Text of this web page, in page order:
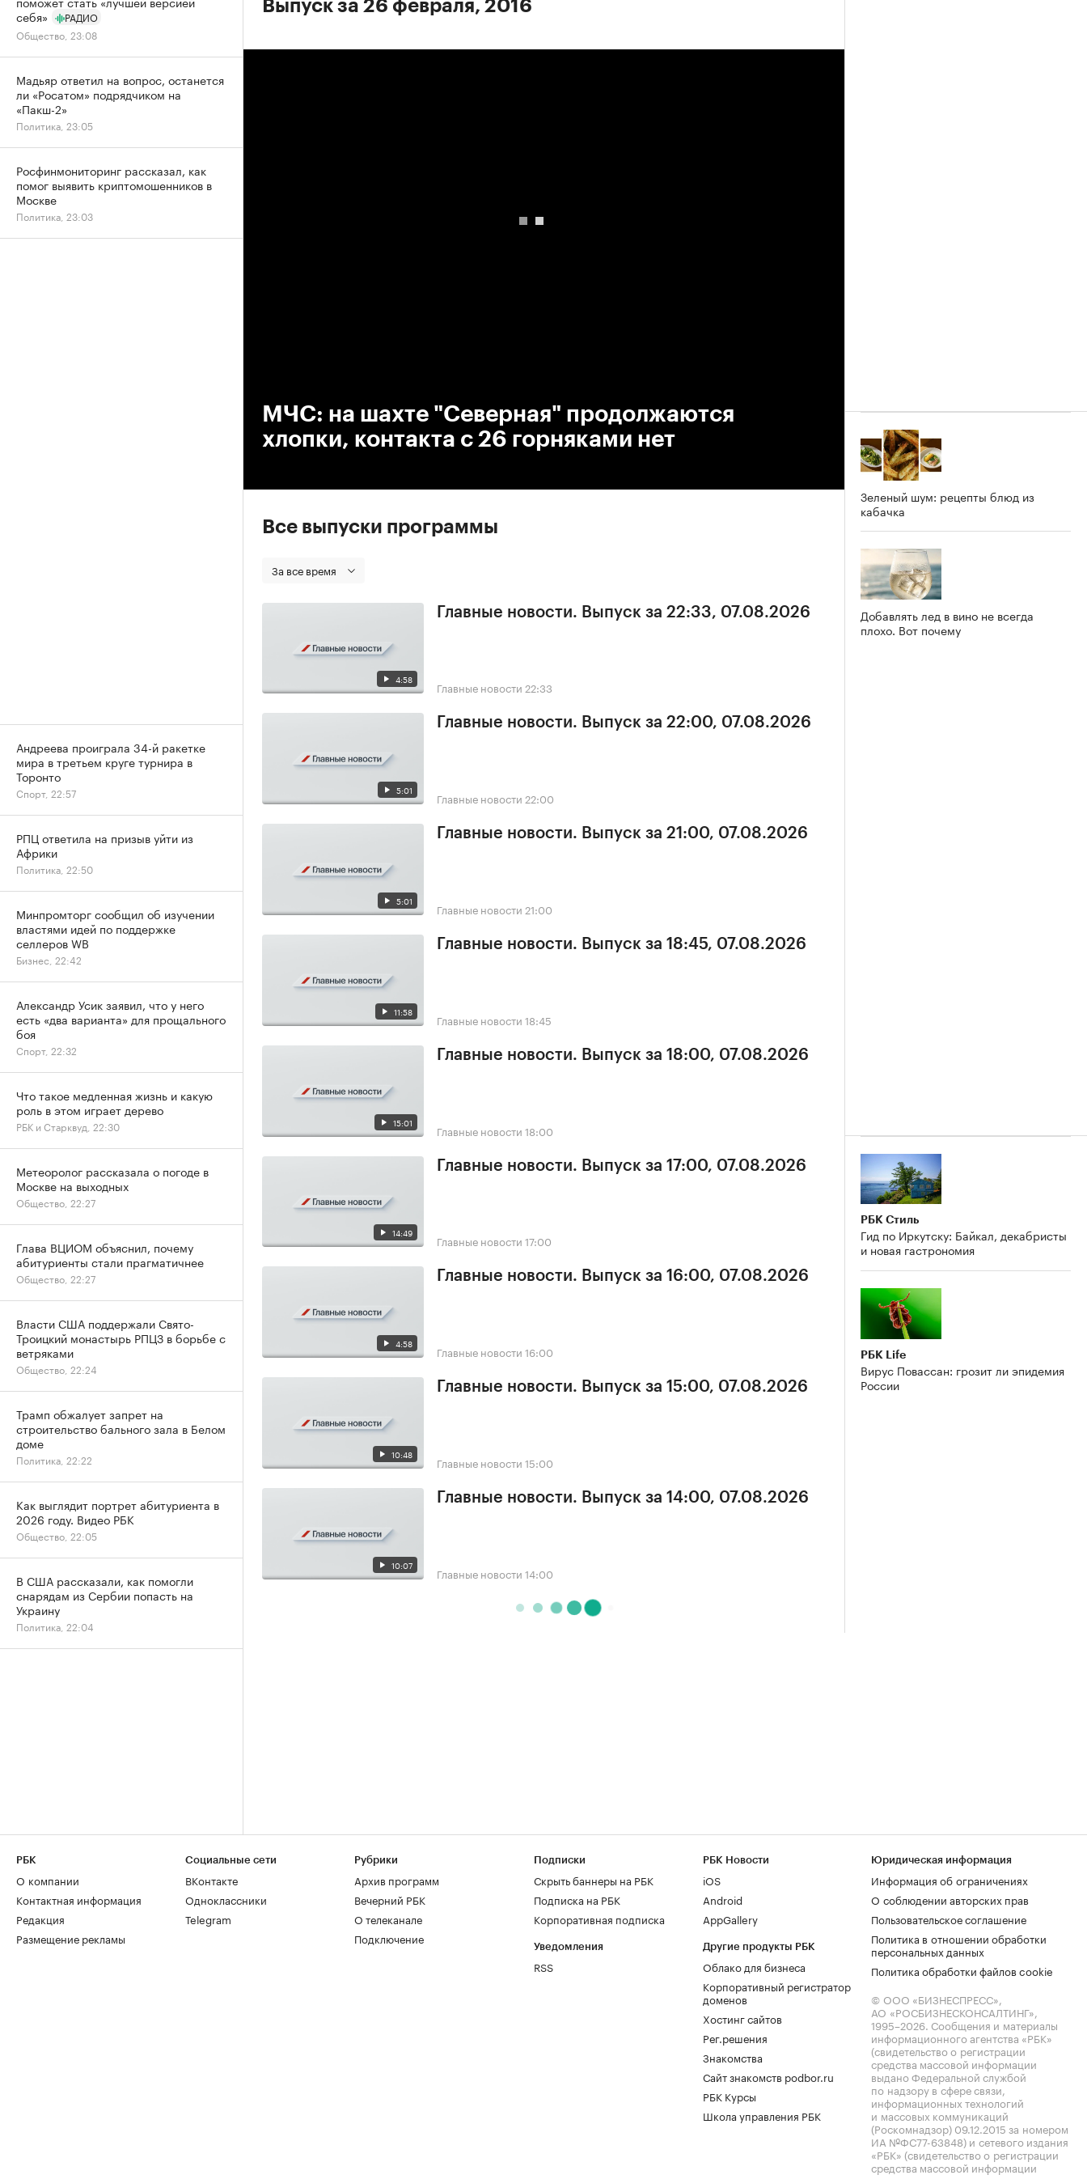
Выпуск за 26 февраля, 2016
МЧС: на шахте "Северная" продолжаются
хлопки, контакта с 26 горняками нет
Все выпуски программы
За все время
4:58
Главные новости. Выпуск за 22:33, 07.08.2026
Главные новости 22:33
5:01
Главные новости. Выпуск за 22:00, 07.08.2026
Главные новости 22:00
5:01
Главные новости. Выпуск за 21:00, 07.08.2026
Главные новости 21:00
11:58
Главные новости. Выпуск за 18:45, 07.08.2026
Главные новости 18:45
15:01
Главные новости. Выпуск за 18:00, 07.08.2026
Главные новости 18:00
14:49
Главные новости. Выпуск за 17:00, 07.08.2026
Главные новости 17:00
4:58
Главные новости. Выпуск за 16:00, 07.08.2026
Главные новости 16:00
10:48
Главные новости. Выпуск за 15:00, 07.08.2026
Главные новости 15:00
10:07
Главные новости. Выпуск за 14:00, 07.08.2026
Главные новости 14:00
Зеленый шум: рецепты блюд из
кабачка
Добавлять лед в вино не всегда
плохо. Вот почему
РБК Стиль
Гид по Иркутску: Байкал, декабристы
и новая гастрономия
РБК Life
Вирус Повассан: грозит ли эпидемия
России
себя»
РАДИО
Общество, 23:08
Мадьяр ответил на вопрос, останется
ли «Росатом» подрядчиком на
«Пакш-2»
Политика, 23:05
Росфинмониторинг рассказал, как
помог выявить криптомошенников в
Москве
Политика, 23:03
Андреева проиграла 34-й ракетке
мира в третьем круге турнира в
Торонто
Спорт, 22:57
РПЦ ответила на призыв уйти из
Африки
Политика, 22:50
Минпромторг сообщил об изучении
властями идей по поддержке
селлеров WB
Бизнес, 22:42
Александр Усик заявил, что у него
есть «два варианта» для прощального
боя
Спорт, 22:32
Что такое медленная жизнь и какую
роль в этом играет дерево
РБК и Старквуд, 22:30
Метеоролог рассказала о погоде в
Москве на выходных
Общество, 22:27
Глава ВЦИОМ объяснил, почему
абитуриенты стали прагматичнее
Общество, 22:27
Власти США поддержали Свято-
Троицкий монастырь РПЦЗ в борьбе с
ветряками
Общество, 22:24
Трамп обжалует запрет на
строительство бального зала в Белом
доме
Политика, 22:22
Как выглядит портрет абитуриента в
2026 году. Видео РБК
Общество, 22:05
В США рассказали, как помогли
снарядам из Сербии попасть на
Украину
Политика, 22:04
РБК
О компании
Контактная информация
Редакция
Размещение рекламы
Социальные сети
ВКонтакте
Одноклассники
Telegram
Рубрики
Архив программ
Вечерний РБК
О телеканале
Подключение
Подписки
Скрыть баннеры на РБК
Подписка на РБК
Корпоративная подписка
Уведомления
RSS
РБК Новости
iOS
Android
AppGallery
Другие продукты РБК
Облако для бизнеса
Корпоративный регистратор
доменов
Хостинг сайтов
Рег.решения
Знакомства
Сайт знакомств podbor.ru
РБК Курсы
Школа управления РБК
Юридическая информация
Информация об ограничениях
О соблюдении авторских прав
Пользовательское соглашение
Политика в отношении обработки
персональных данных
Политика обработки файлов cookie
© ООО «БИЗНЕСПРЕСС»,
АО «РОСБИЗНЕСКОНСАЛТИНГ»,
1995–2026. Сообщения и материалы
информационного агентства «РБК»
(свидетельство о регистрации
средства массовой информации
выдано Федеральной службой
по надзору в сфере связи,
информационных технологий
и массовых коммуникаций
(Роскомнадзор) 09.12.2015 за номером
ИА №ФС77-63848) и сетевого издания
«РБК» (свидетельство о регистрации
средства массовой информации